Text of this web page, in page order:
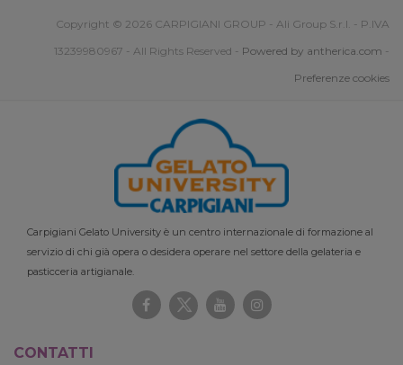
Copyright © 2026 CARPIGIANI GROUP - Ali Group S.r.l. - P.IVA
13239980967 - All Rights Reserved - Powered by antherica.com -
Preferenze cookies
Carpigiani Gelato University è un centro internazionale di formazione al
servizio di chi già opera o desidera operare nel settore della gelateria e
pasticceria artigianale.
CONTATTI